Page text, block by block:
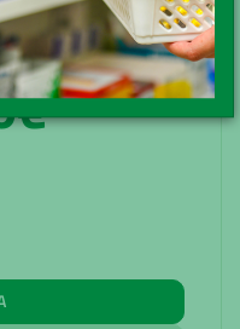
Reso veloce, facile e gratuito